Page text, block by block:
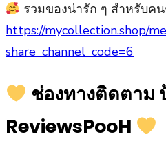
รวมของน่ารัก ๆ สำหรับค
https://mycollection.shop/
share_channel_code=6
ช่องทางติดตาม
ReviewsPooH